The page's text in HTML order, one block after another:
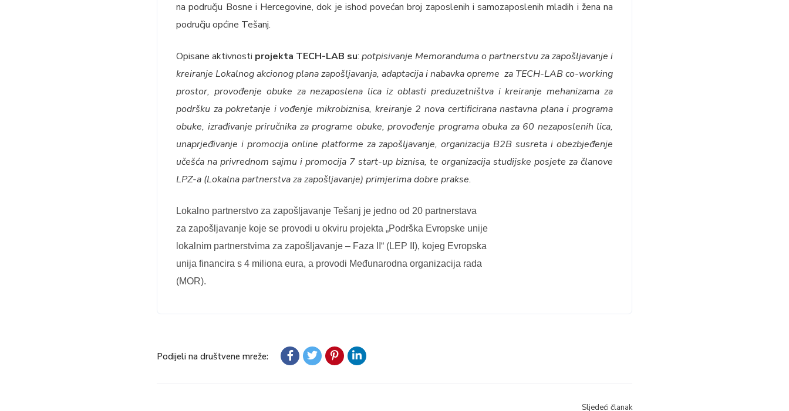
na području Bosne i Hercegovine, dok je ishod povećan broj zaposlenih i samozaposlenih mladih i žena na
području općine Tešanj.
Opisane aktivnosti projekta TECH-LAB su: potpisivanje Memoranduma o partnerstvu za zapošljavanje i
kreiranje Lokalnog akcionog plana zapošljavanja, adaptacija i nabavka opreme za TECH-LAB co-working
prostor, provođenje obuke za nezaposlena lica iz oblasti preduzetništva i kreiranje mehanizama za
podršku za pokretanje i vođenje mikrobiznisa, kreiranje 2 nova certificirana nastavna plana i programa
obuke, izrađivanje priručnika za programe obuke, provođenje programa obuka za 60 nezaposlenih lica,
unaprjeđivanje i promocija online platforme za zapošljavanje, organizacija B2B susreta i obezbjeđenje
učešća na privrednom sajmu i promocija 7 start-up biznisa, te organizacija studijske posjete za članove
LPZ-a (Lokalna partnerstva za zapošljavanje) primjerima dobre prakse.
Lokalno partnerstvo za zapošljavanje Tešanj je jedno od 20 partnerstava
za zapošljavanje koje se provodi u okviru projekta „Podrška Evropske unije
lokalnim partnerstvima za zapošljavanje – Faza II“ (LEP II), kojeg Evropska
unija financira s 4 miliona eura, a provodi Međunarodna organizacija rada
(MOR).
Podijeli na društvene mreže:
Sljedeći članak